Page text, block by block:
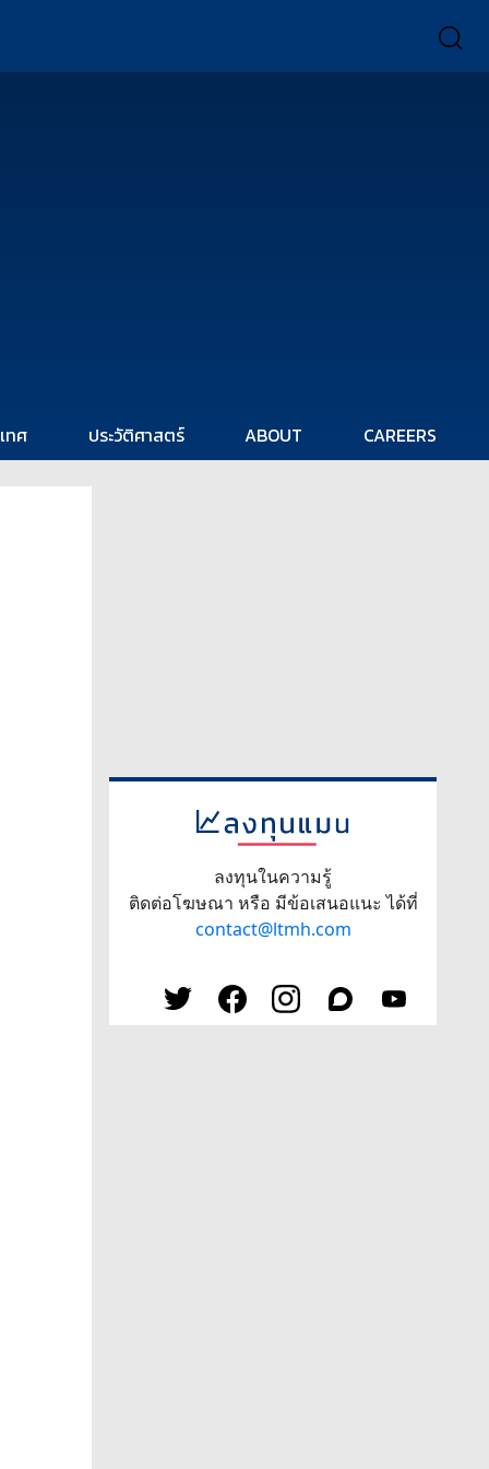
ทศ ประวัติศาสตร์ ABOUT CAREERS
ลงทุนในความรู้
ติดต่อโฆษณา หรือ มีข้อเสนอแนะ ได้ที่
contact@ltmh.com